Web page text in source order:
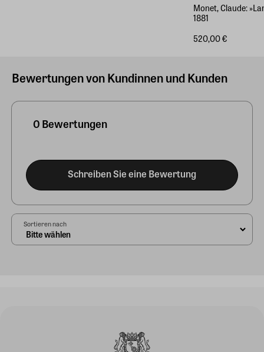
Monet, Claude:
1881
520,00 €
Bewertungen von Kundinnen und Kunden
0 Bewertungen
Schreiben Sie eine Bewertung
Sortieren nach